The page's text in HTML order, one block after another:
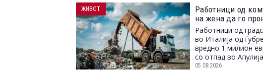
Работници од
на жена да го
завршило на
Работници од
во Италија од
вредно 1 милион
со отпад во
05.08.2026
ЖИВОТ